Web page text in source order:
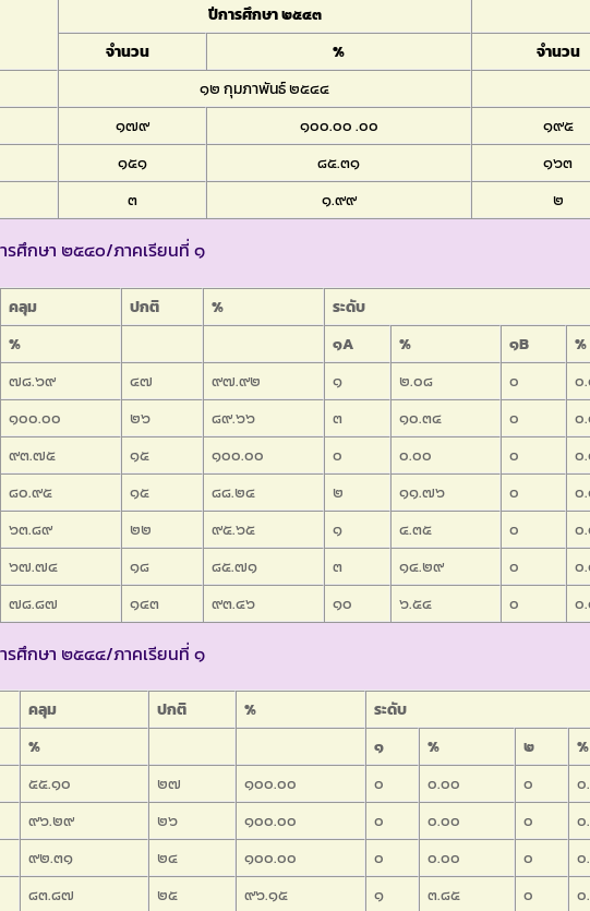
ปีการศึกษา ๒๕๔๓
จำนวน
% จำนวน
๑๒ กุมภาพันธ์ ๒๕๔๔
๑๗๙ ๑๐๐.๐๐ .๐๐ ๑๙๕
๑๕๑ ๘๕.๓๑ ๑๖๓
๓ ๑.๙๙ ๒
รศึกษา ๒๕๔๐/ภาคเรียนที่ ๑
คลุม ปกติ % ระดับ
% ๑A % ๑B
%
๗๘.๖๙ ๔๗ ๙๗.๙๒ ๑ ๒.๐๘ ๐ ๐
๑๐๐.๐๐ ๒๖ ๘๙.๖๖ ๓ ๑๐.๓๔ ๐ ๐
๙๓.๗๕ ๑๕ ๑๐๐.๐๐ ๐ ๐.๐๐ ๐ ๐
๘๐.๙๕ ๑๕ ๘๘.๒๔ ๒ ๑๑.๗๖ ๐ ๐
๖๓.๘๙ ๒๒ ๙๕.๖๕ ๑ ๔.๓๕ ๐ ๐
๖๗.๗๔ ๑๘ ๘๕.๗๑ ๓ ๑๔.๒๙ ๐ ๐
๗๘.๘๗ ๑๔๓ ๙๓.๔๖ ๑๐ ๖.๕๔ ๐ ๐
รศึกษา ๒๕๔๔/ภาคเรียนที่ ๑
คลุม ปกติ % ระดับ
% ๑ % ๒
%
๕๕.๑๐ ๒๗ ๑๐๐.๐๐ ๐ ๐.๐๐ ๐
๙๖.๒๙ ๒๖ ๑๐๐.๐๐ ๐ ๐.๐๐ ๐
๙๒.๓๑ ๒๔ ๑๐๐.๐๐ ๐ ๐.๐๐ ๐
๘๓.๘๗ ๒๕ ๙๖.๑๕ ๑ ๓.๘๕ ๐